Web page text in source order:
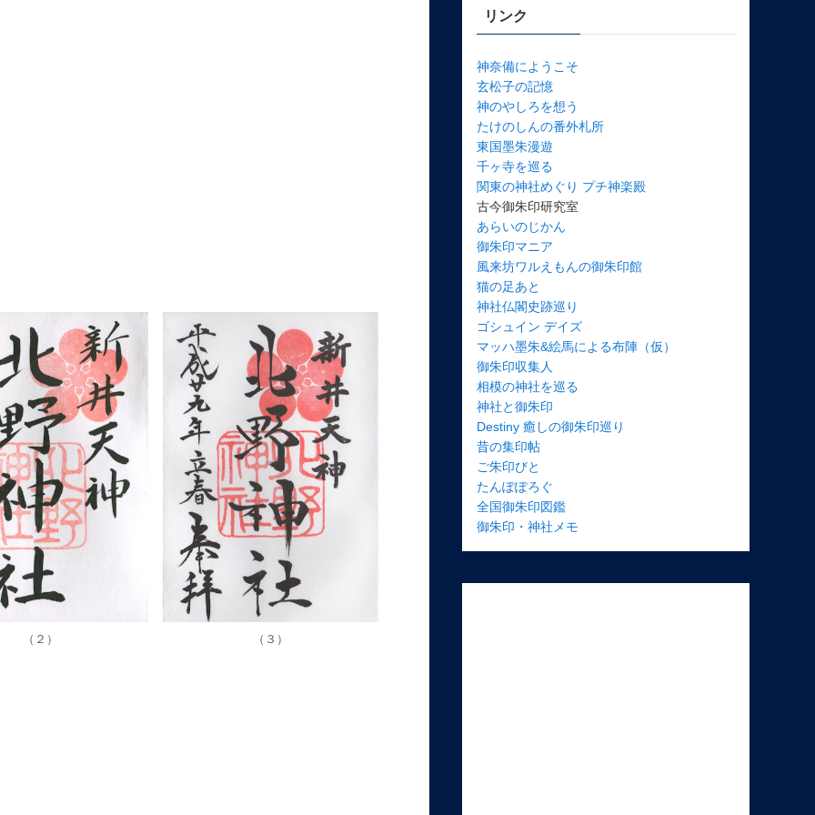
（２） （３）
リンク
神奈備にようこそ
玄松子の記憶
神のやしろを想う
たけのしんの番外札所
東国墨朱漫遊
千ヶ寺を巡る
関東の神社めぐり プチ神楽殿
古今御朱印研究室
あらいのじかん
御朱印マニア
風来坊ワルえもんの御朱印館
猫の足あと
神社仏閣史跡巡り
ゴシュイン デイズ
マッハ墨朱&絵馬による布陣（仮）
御朱印収集人
相模の神社を巡る
神社と御朱印
Destiny 癒しの御朱印巡り
昔の集印帖
ご朱印びと
たんぽぽろぐ
全国御朱印図鑑
御朱印・神社メモ